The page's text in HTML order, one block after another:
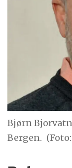
Bjørn
Bergen.